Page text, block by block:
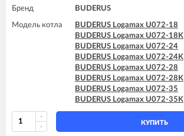
Бренд BUDERUS
Модель котла
BUDERUS Logamax U072-18
BUDERUS Logamax U072-18K
BUDERUS Logamax U072-24
BUDERUS Logamax U072-24K
BUDERUS Logamax U072-28
BUDERUS Logamax U072-28K
BUDERUS Logamax U072-35
BUDERUS Logamax U072-35K
КУПИТЬ